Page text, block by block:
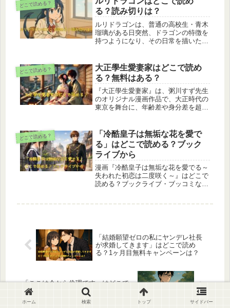
もおすすめのポイントをまとめていま
す。
どこで読める？
る？読み切りは？
​ルリドラゴンは、普通の高校生・青木
瑠璃がある日突然、ドラゴンの特徴を
持つようになり、その日常を描いたフ
的かつ効率的に楽しむ方法をご紹介し
ます。​本編はもちろん、読み切り...
どこで読める？
大正學生愛妻家はどこで読め
る？無料はある？
『大正學生愛妻家』は、粥川すず先生
のオリジナル漫画作品で、大正時代の
東京を舞台に、年齢差や身分差を超え
ン書店で購入できるほか、Amazon
KindleやBookLive!、Renta!などの電子
書籍ストアでも配信されています。各
サービスで試し読みが可能な場合もあ
りますので、ご自身の利用しやすい方
法で作品をお楽しみください。
どこで読める？
「冷酷皇子は無垢な花を愛で
る」はどこで読める？ブック
ライブから
漫画『冷酷皇子は無垢な花を愛でる～
失われた初恋は二度咲く～』はどこで
読める？ブックライブ・ブッコミなど
「結婚願望ゼロの私にヤンデレ社長
が求婚してきます」はどこで読め
る？1ヶ月目無料キャンペーンは？
「ここは今から倫理です」はどこで
読める？無料でも読める？
ホーム 検索 トップ サイドバー